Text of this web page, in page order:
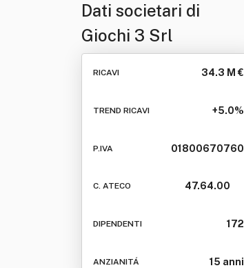
Dati societari di
Giochi 3 Srl
RICAVI 34.3 M €
TREND RICAVI +5.0%
P.IVA 01800670760
C. ATECO 47.64.00
DIPENDENTI 172
ANZIANITÁ 15 anni